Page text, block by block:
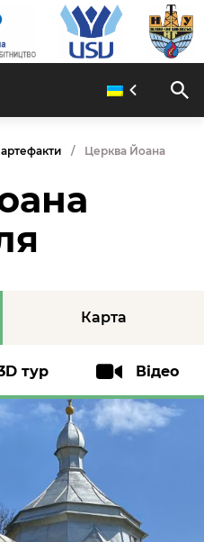
артефакти
Церква Йоана
Карта
тур Відео